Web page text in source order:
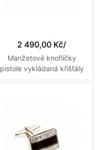
2 490,00 Kč/
Manžetové knoflíčky
pistole vykládaná křišťály